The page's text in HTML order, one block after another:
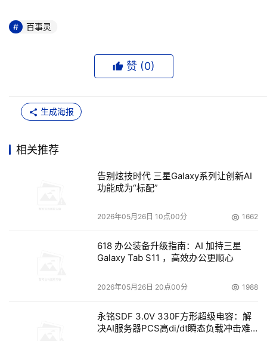
重量： 0.908 kg
连接设备： USB 2.0连接线 or 1394连接线
软件： BUSLinkTM setup
缆、用户手册、光盘驱动程序。
售后服务： 保换一年
应用范围： 个人及商业文件储存备份、网络下载文件存
储、MP3及其音乐文件存储、系统资料备份、用户档案存储
应用、照片影象留档、歌曲游戏收藏
百事灵
赞 (0)
生成海报
相关推荐
告别炫技时代 三星Galaxy系列让创新AI
功能成为“标配”
2026年05月26日 10点00分 1662
618 办公装备升级指南：AI 加持三星
Galaxy Tab S11 ，高效办公更顺心
2026年05月26日 20点00分 1988
永铭SDF 3.0V 330F方形超级电容：解
决AI服务器PCS高di/dt瞬态负载冲击难